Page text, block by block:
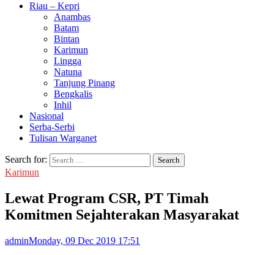
Riau – Kepri
Anambas
Batam
Bintan
Karimun
Lingga
Natuna
Tanjung Pinang
Bengkalis
Inhil
Nasional
Serba-Serbi
Tulisan Warganet
Search for:
Karimun
Lewat Program CSR, PT Timah
Komitmen Sejahterakan Masyarakat
adminMonday, 09 Dec 2019 17:51